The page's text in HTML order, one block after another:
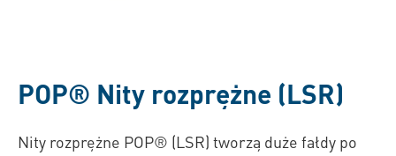
POP® Nity rozprężne (LSR)
Nity rozprężne POP® (LSR) tworzą duże fałdy po